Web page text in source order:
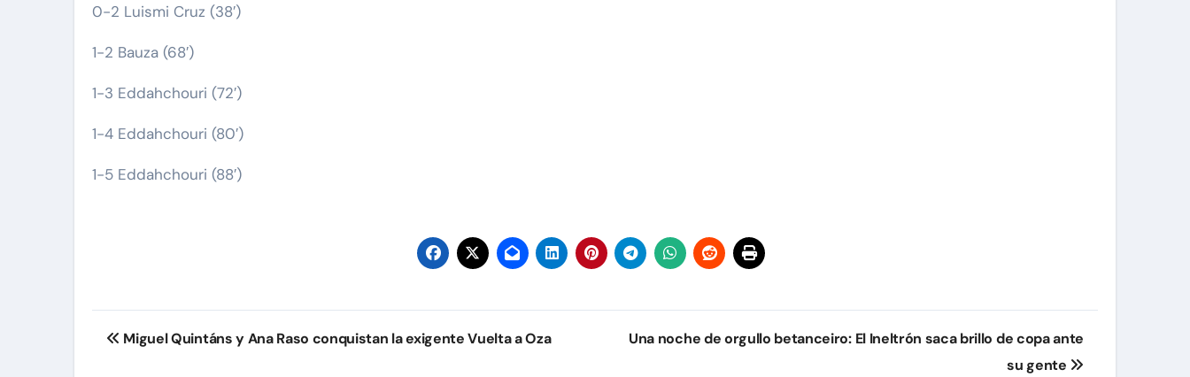
0-2 Luismi Cruz (38′)
1-2 Bauza (68′)
1-3 Eddahchouri (72′)
1-4 Eddahchouri (80′)
1-5 Eddahchouri (88′)
Navegación
Miguel Quintáns y Ana Raso conquistan la exigente Vuelta a Oza
Una noche de orgullo betanceiro: El Ineltrón saca brillo de copa ante
su gente